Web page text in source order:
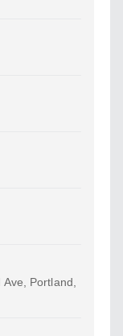
Portland,